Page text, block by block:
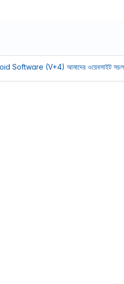
(V+4) আমাদের ওয়েবসাইট সচল রাখতে